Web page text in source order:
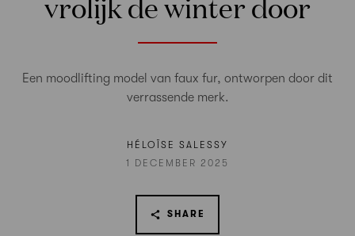
Een moodlifting model van faux fur, ontworpen door dit
verrassende merk.
HÉLOÏSE SALESSY
1 DECEMBER 2025
SHARE